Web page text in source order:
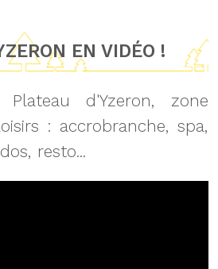
EN VIDÉO !
Plateau d'Yzeron, zone
: accrobranche, spa,
resto...